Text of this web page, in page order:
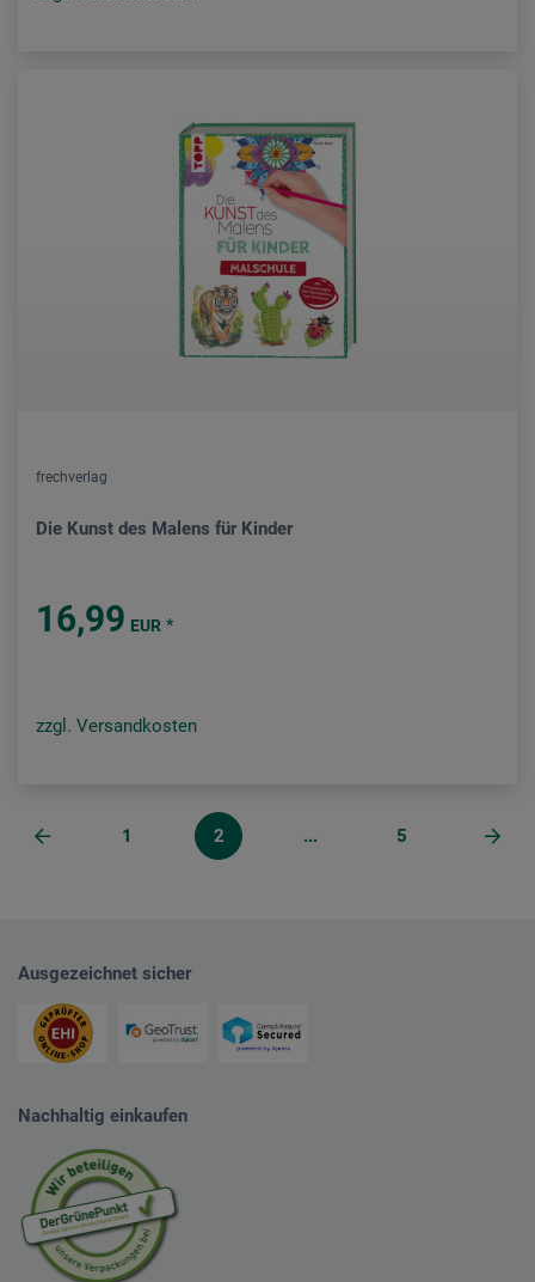
frechverlag
Die Kunst des Malens für Kinder
16,99 EUR *
zzgl. Versandkosten
1 2 ... 5
Ausgezeichnet sicher
Nachhaltig einkaufen